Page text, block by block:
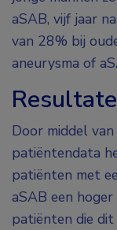
aSAB, vijf jaar
van 28% bij
aneurysma of
Door middel
patiëntendata
patiënten met
aSAB een
patiënten die